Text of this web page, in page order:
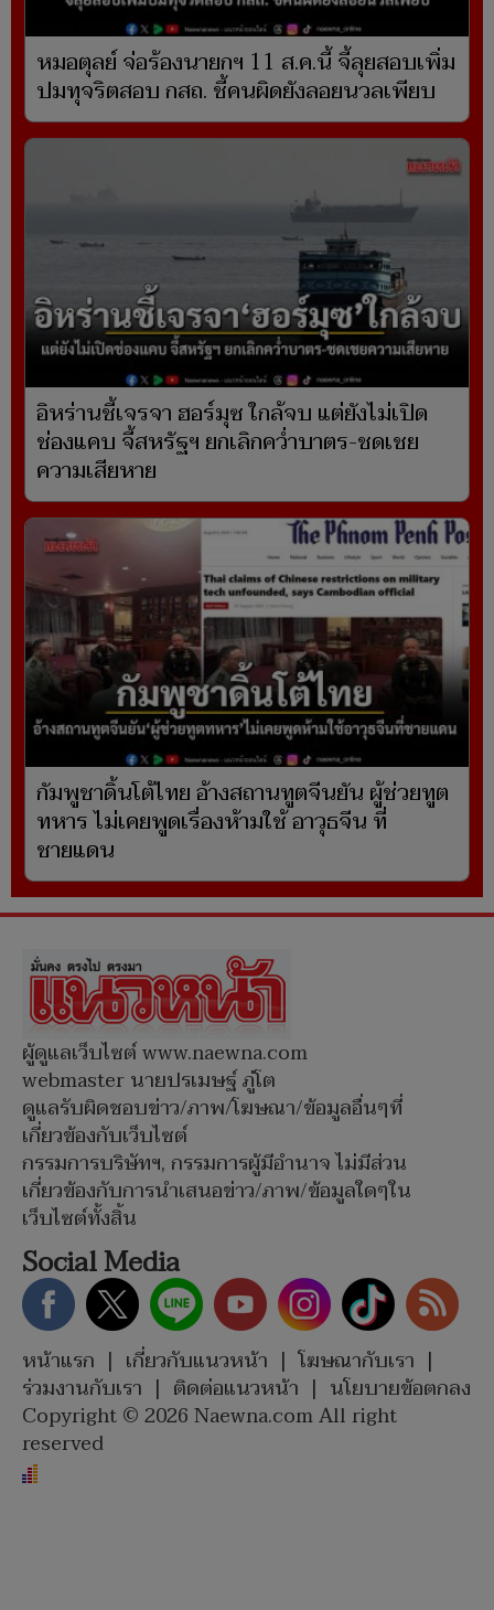
หมอตุลย์ จ่อร้องนายกฯ 11 ส.ค.นี้ จี้ลุยสอบเพิ่ม
ปมทุจริตสอบ กสถ. ชี้คนผิดยังลอยนวลเพียบ
อิหร่านชี้เจรจา ฮอร์มุซ ใกล้จบ แต่ยังไม่เปิด
ช่องแคบ จี้สหรัฐฯ ยกเลิกคว่ำบาตร-ชดเชย
ความเสียหาย
กัมพูชาดิ้นโต้ไทย อ้างสถานทูตจีนยัน ผู้ช่วยทูต
ทหาร ไม่เคยพูดเรื่องห้ามใช้ อาวุธจีน ที่
ชายแดน
ผู้ดูแลเว็บไซต์ www.naewna.com
webmaster นายปรเมษฐ์ ภู่โต
ดูแลรับผิดชอบข่าว/ภาพ/โฆษณา/ข้อมูลอื่นๆที่
เกี่ยวข้องกับเว็บไซต์
กรรมการบริษัทฯ, กรรมการผู้มีอำนาจ ไม่มีส่วน
เกี่ยวข้องกับการนำเสนอข่าว/ภาพ/ข้อมูลใดๆใน
เว็บไซต์ทั้งสิ้น
Social Media
หน้าแรก | เกี่ยวกับแนวหน้า | โฆษณากับเรา |
ร่วมงานกับเรา | ติดต่อแนวหน้า | นโยบายข้อตกลง
Copyright © 2026 Naewna.com All right
reserved